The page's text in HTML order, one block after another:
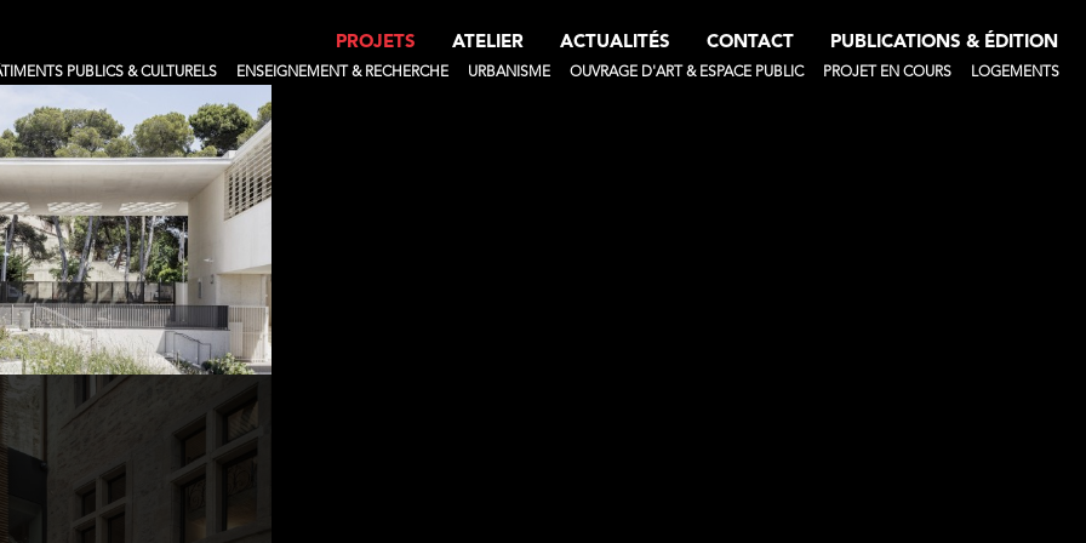
PROJETS
PUBLICS & CULTURELS ENSEIGNEMENT & RECHERCHE URBANISME OUVRAGE D'ART & ESPACE PUBLIC PROJET EN COURS LOGEMENTS
ATELIER ACTUALITÉS CONTACT PUBLICATIONS & ÉDITION